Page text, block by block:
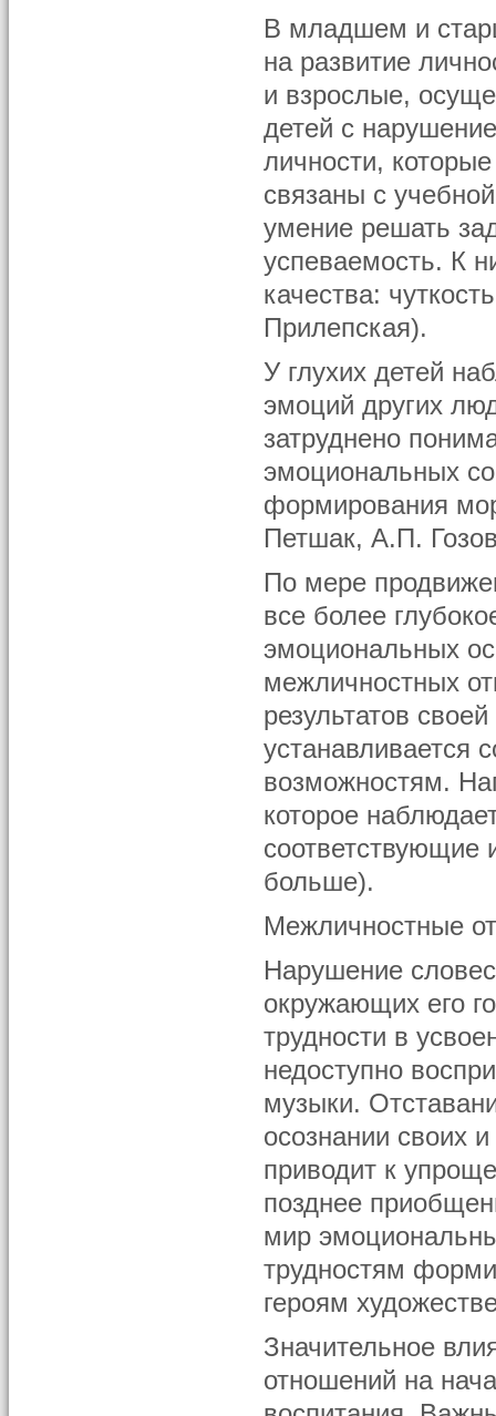
В младшем и
на развитие
и взрослые,
детей с
личности,
связаны с
умение решать
успеваемость. К
качества:
Прилепская).
У глухих детей
эмоций других
затруднено
эмоциональных
формирования
Петшак, А.П.
По мере
все более
эмоциональных
межличностных
результатов
устанавливается
возможностям.
которое
соответствующие
больше).
Межличностные
Нарушение
окружающих его
трудности в
недоступно
музыки.
осознании своих
приводит к
позднее
мир
трудностям
героям
Значительное
отношений на